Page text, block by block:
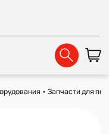
•Запчасти для